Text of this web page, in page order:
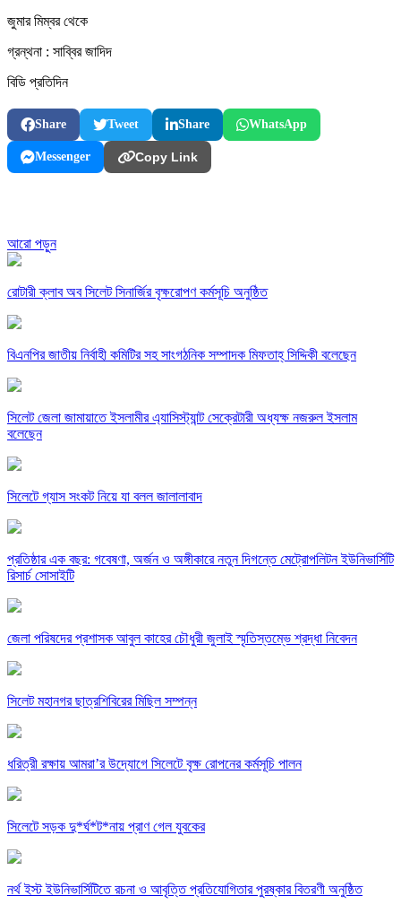
জুমার মিম্বর থেকে
গ্রন্থনা : সাব্বির জাদিদ
বিডি প্রতিদিন
Share Tweet Share WhatsApp
Messenger Copy Link
আরো পড়ুন
রোটারী ক্লাব অব সিলেট সিনার্জির বৃক্ষরোপণ কর্মসূচি অনুষ্ঠিত
বিএনপির জাতীয় নির্বাহী কমিটির সহ সাংগঠনিক সম্পাদক মিফতাহ্ সিদ্দিকী বলেছেন
সিলেট জেলা জামায়াতে ইসলামীর এ্যাসিস্ট্যান্ট সেক্রেটারী অধ্যক্ষ নজরুল ইসলাম
বলেছেন
সিলেটে গ্যাস সংকট নিয়ে যা বলল জালালাবাদ
প্রতিষ্ঠার এক বছর: গবেষণা, অর্জন ও অঙ্গীকারে নতুন দিগন্তে মেট্রোপলিটন ইউনিভার্সিটি
রিসার্চ সোসাইটি
জেলা পরিষদের প্রশাসক আবুল কাহের চৌধুরী জুলাই স্মৃতিস্তম্ভে শ্রদ্ধা নিবেদন
সিলেট মহানগর ছাত্রশিবিরের মিছিল সম্পন্ন
ধরিত্রী রক্ষায় আমরা’র উদ্যোগে সিলেটে বৃক্ষ রোপনের কর্মসূচি পালন
সিলেটে সড়ক দু*র্ঘ*ট*নায় প্রাণ গেল যুবকের
নর্থ ইস্ট ইউনিভার্সিটিতে রচনা ও আবৃত্তি প্রতিযোগিতার পুরষ্কার বিতরণী অনুষ্ঠিত